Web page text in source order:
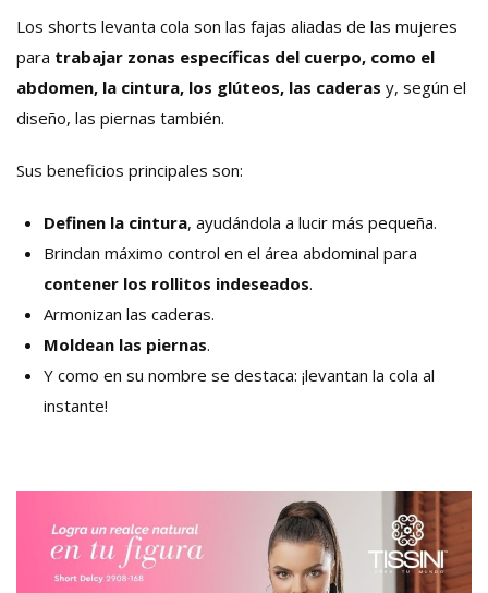
Los shorts levanta cola son las fajas aliadas de las mujeres
para trabajar zonas específicas del cuerpo, como el
abdomen, la cintura, los glúteos, las caderas y, según el
diseño, las piernas también.
Sus beneficios principales son:
Definen la cintura, ayudándola a lucir más pequeña.
Brindan máximo control en el área abdominal para
contener los rollitos indeseados.
Armonizan las caderas.
Moldean las piernas.
Y como en su nombre se destaca: ¡levantan la cola al
instante!